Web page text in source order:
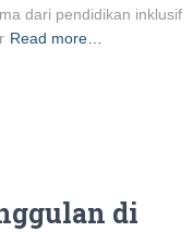
dari pendidikan inklusif
Read more…
di